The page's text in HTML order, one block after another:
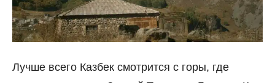
Лучше всего Казбек смотрится с горы, где